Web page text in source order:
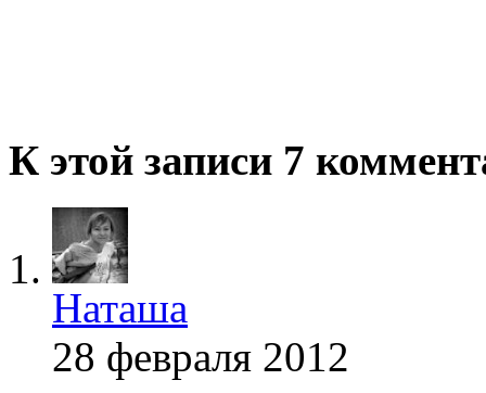
К этой записи 7
Наташа
28 февраля 2012